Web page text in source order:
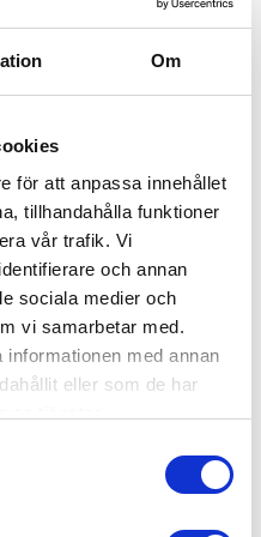
Om
för att anpassa innehållet
tillhandahålla funktioner
vår trafik. Vi
och annan
sociala medier och
vi samarbetar med.
med annan
eller som de har